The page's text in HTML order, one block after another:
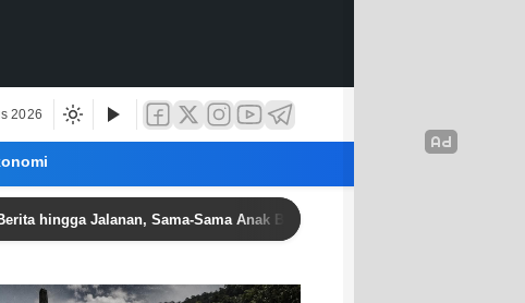
2026
Jalanan, Sama-Sama Anak Bangsa Berjuang untuk Keluarga